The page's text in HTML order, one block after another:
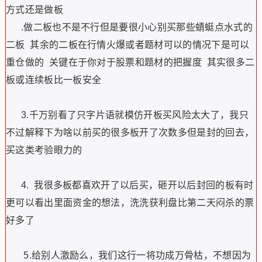
方式还是做板
.做二板也不是不行但是要很小心别买那些蜻蜓点水式的
二板
其余的二板在行情火爆或者题材可以的情况下是可以
重仓做的
关键在于你对于股票和题材的把握度 其实很多二
板或连续板比一板安全
3.千万别看了只字片语就模仿开板买风险太大了，我只
不过解释下为啥以前买的很多板开了次数多但是封的回去，
买这类考验眼力的
4.
我很多板都喜欢开了以后买，砸开以后封回的板有时
更可以看出里面资金的想法，洗洗获利盘比第二天闷杀的票
好多了
5.给别人激励么，我们这行一将功成万骨枯，不想因为